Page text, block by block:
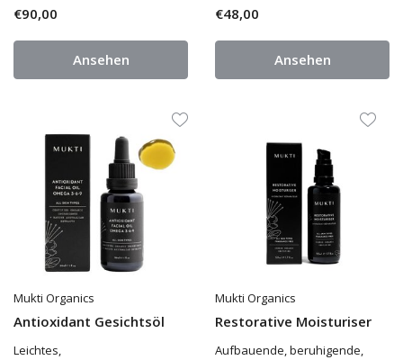
€90,00
Ansehen
€48,00
Ansehen
Mukti Organics
Antioxidant Gesichtsöl
Leichtes,
Mukti Organics
Restorative Moisturiser
Aufbauende, beruhigende,